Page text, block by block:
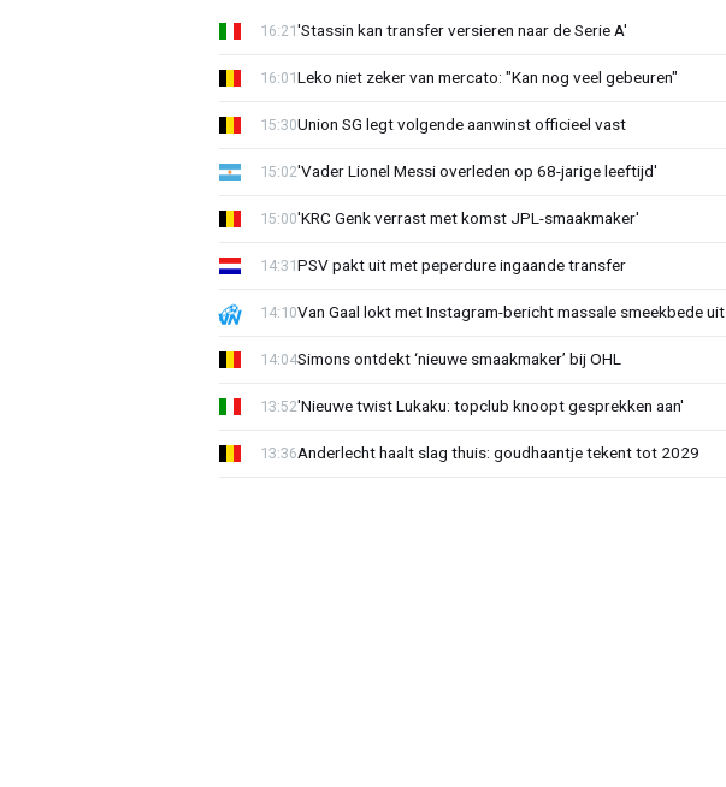
'Stassin kan transfer versieren naar de Serie A'
16:21
Leko niet zeker van mercato: "Kan nog veel gebeuren"
16:01
Union SG legt volgende aanwinst officieel vast
15:30
'Vader Lionel Messi overleden op 68-jarige leeftijd'
15:02
'KRC Genk verrast met komst JPL-smaakmaker'
15:00
PSV pakt uit met peperdure ingaande transfer
14:31
Van Gaal lokt met Instagram-bericht massale smeekbede uit
14:10
Simons ontdekt ‘nieuwe smaakmaker’ bij OHL
14:04
'Nieuwe twist Lukaku: topclub knoopt gesprekken aan'
13:52
Anderlecht haalt slag thuis: goudhaantje tekent tot 2029
13:36